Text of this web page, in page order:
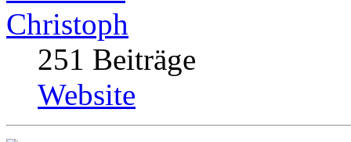
Christoph
251 Beiträge
Website